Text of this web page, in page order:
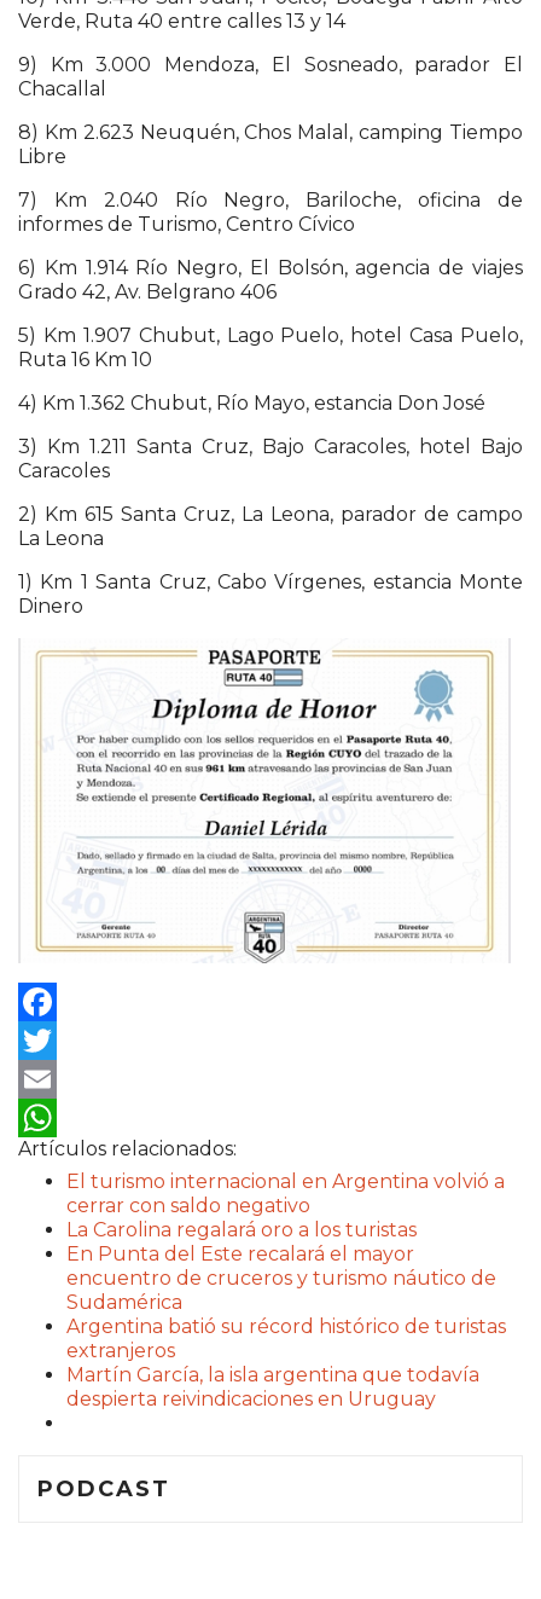
Verde, Ruta 40 entre calles 13 y 14
9) Km 3.000 Mendoza, El Sosneado, parador El
Chacallal
8) Km 2.623 Neuquén, Chos Malal, camping Tiempo
Libre
7) Km 2.040 Río Negro, Bariloche, oficina de
informes de Turismo, Centro Cívico
6) Km 1.914 Río Negro, El Bolsón, agencia de viajes
Grado 42, Av. Belgrano 406
5) Km 1.907 Chubut, Lago Puelo, hotel Casa Puelo,
Ruta 16 Km 10
4) Km 1.362 Chubut, Río Mayo, estancia Don José
3) Km 1.211 Santa Cruz, Bajo Caracoles, hotel Bajo
Caracoles
2) Km 615 Santa Cruz, La Leona, parador de campo
La Leona
1) Km 1 Santa Cruz, Cabo Vírgenes, estancia Monte
Dinero
Facebook
Twitter
Email
WhatsApp
Artículos relacionados:
El turismo internacional en Argentina volvió a
cerrar con saldo negativo
La Carolina regalará oro a los turistas
En Punta del Este recalará el mayor
encuentro de cruceros y turismo náutico de
Sudamérica
Argentina batió su récord histórico de turistas
extranjeros
Martín García, la isla argentina que todavía
despierta reivindicaciones en Uruguay
PODCAST